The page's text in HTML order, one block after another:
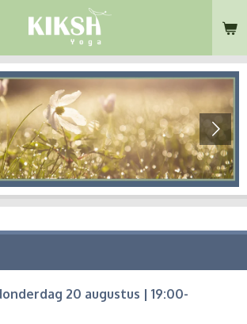
20 augustus | 19:00-